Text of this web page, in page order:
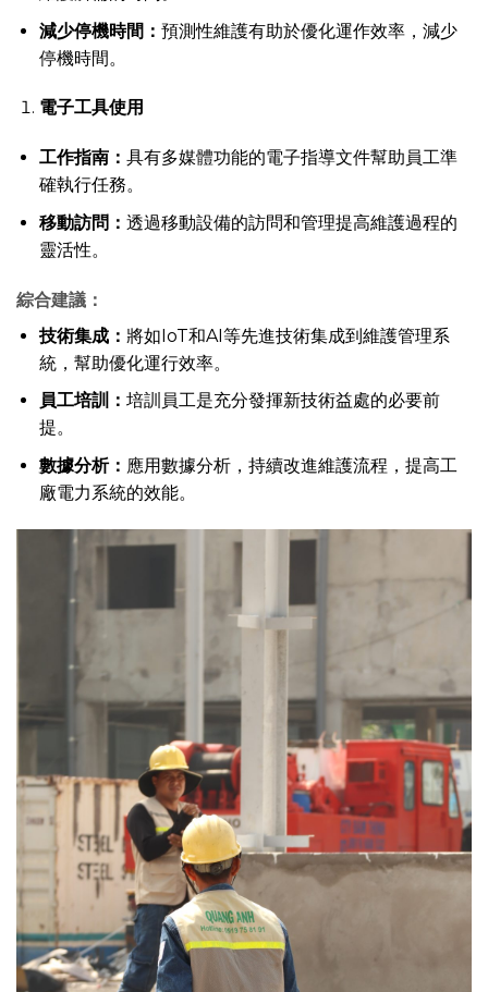
減少停機時間： 預測性維護有助於優化運作效率，減少
停機時間。
電子工具使用
工作指南： 具有多媒體功能的電子指導文件幫助員工準
確執行任務。
移動訪問： 透過移動設備的訪問和管理提高維護過程的
靈活性。
綜合建議：
技術集成： 將如IoT和AI等先進技術集成到維護管理系
統，幫助優化運行效率。
員工培訓： 培訓員工是充分發揮新技術益處的必要前
提。
數據分析： 應用數據分析，持續改進維護流程，提高工
廠電力系統的效能。